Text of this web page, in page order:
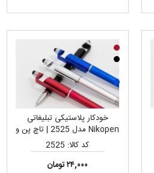
خودکار پلاستیکی تبلیغاتی
Nikopen مدل 2525 | تاچ پن و
هولدر موبایل، مناسب چاپ تامپو
لوگو
کد کالا: 2525
۲۴,۰۰۰ تومان